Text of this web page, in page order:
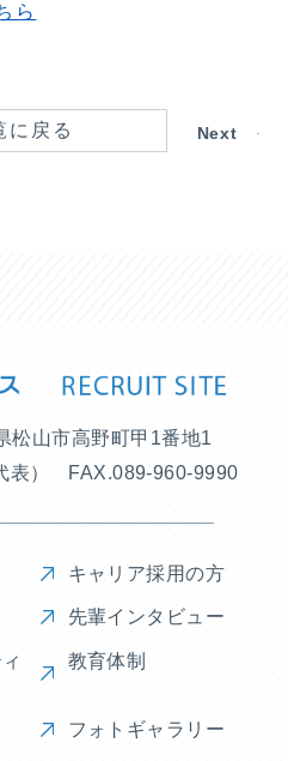
ら
Next
に戻る
山市高野町甲1番地1
表） FAX.089-960-9990
キャリア採用の方
先輩インタビュー
教育体制
フォトギャラリー